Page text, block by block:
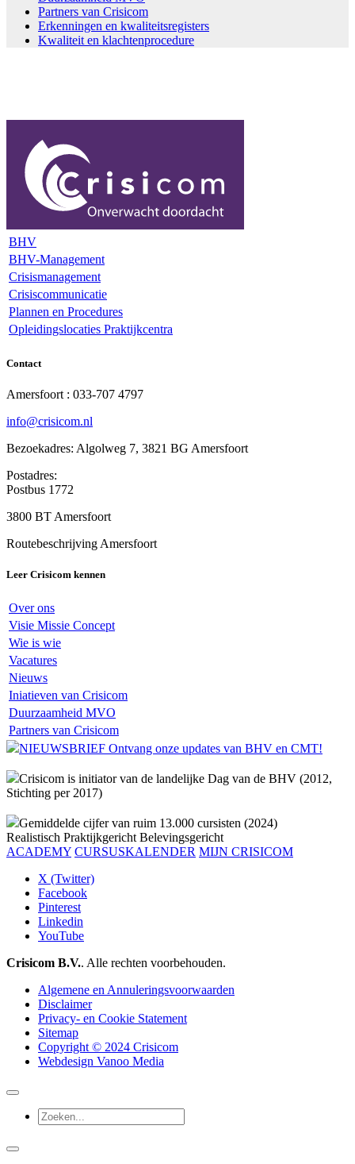
Partners van Crisicom
Erkenningen en kwaliteitsregisters
Kwaliteit en klachtenprocedure
BHV
BHV-Management
Crisismanagement
Crisiscommunicatie
Plannen en Procedures
Opleidingslocaties Praktijkcentra
Contact
Amersfoort : 033-707 4797
info@crisicom.nl
Bezoekadres: Algolweg 7, 3821 BG Amersfoort
Postadres:
Postbus 1772
3800 BT Amersfoort
Routebeschrijving Amersfoort
Leer Crisicom kennen
Over ons
Visie Missie Concept
Wie is wie
Vacatures
Nieuws
Iniatieven van Crisicom
Duurzaamheid MVO
Partners van Crisicom
NIEUWSBRIEF Ontvang onze updates van BHV en CMT!
Crisicom is initiator van de landelijke Dag van de BHV (2012,
Stichting per 2017)
Gemiddelde cijfer van ruim 13.000 cursisten (2024)
Realistisch Praktijkgericht Belevingsgericht
ACADEMY CURSUSKALENDER MIJN CRISICOM
X (Twitter)
Facebook
Pinterest
Linkedin
YouTube
Crisicom B.V.. Alle rechten voorbehouden.
Algemene en Annuleringsvoorwaarden
Disclaimer
Privacy- en Cookie Statement
Sitemap
Copyright © 2024 Crisicom
Webdesign Vanoo Media